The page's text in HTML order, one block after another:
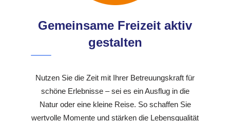
Gemeinsame Freizeit aktiv
gestalten
Nutzen Sie die Zeit mit Ihrer Betreuungskraft für
schöne Erlebnisse – sei es ein Ausflug in die
Natur oder eine kleine Reise. So schaffen Sie
wertvolle Momente und stärken die Lebensqualität